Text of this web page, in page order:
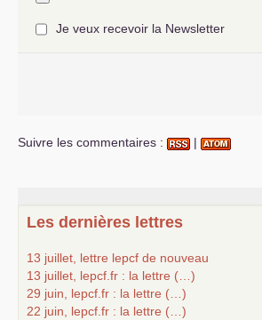
Je veux recevoir la Newsletter
Suivre les commentaires : |
Les dernières lettres
13 juillet, lettre lepcf de nouveau
13 juillet, lepcf.fr : la lettre (…)
29 juin, lepcf.fr : la lettre (…)
22 juin, lepcf.fr : la lettre (…)